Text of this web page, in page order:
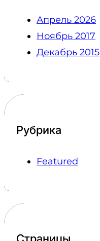
Апрель 2026
Ноябрь 2017
Декабрь 2015
Рубрика
Featured